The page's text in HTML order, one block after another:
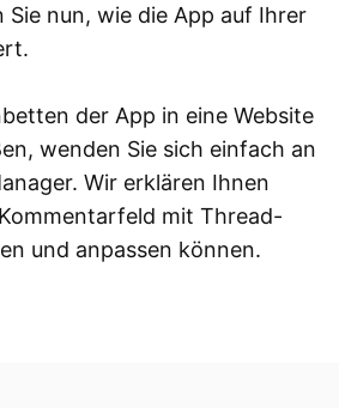
nun, wie die App auf Ihrer
der App in eine Website
wenden Sie sich einfach an
Wir erklären Ihnen
mit Thread-
und anpassen können.